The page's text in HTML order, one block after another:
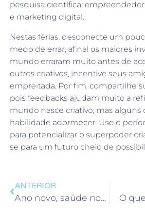
pesquisa científica;
e marketing digital.
Nestas férias, desconecte um
medo de errar, afinal os maiores
mundo erraram muito antes de
outros criativos, incentive seus
empreitada. Por fim, compartilhe
pois feedbacks ajudam muito a
mundo nasce criativo, mas alguns
habilidade adormecer. Use o
para potencializar o superpoder
se para um futuro cheio de
ANTERIOR
Ano novo, saúde nova O